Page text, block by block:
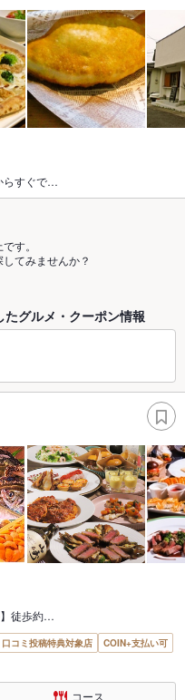
らすぐで…
す。
てみませんか？
グルメ・クーポン情報
】徒歩約…
口コミ投稿特典対象店
COIN+支払い可
コース